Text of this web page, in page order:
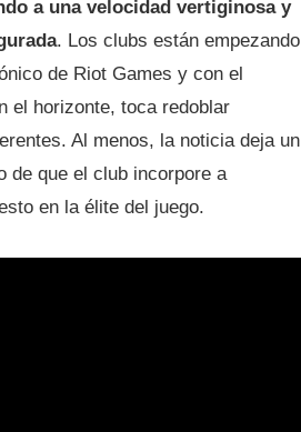
a una velocidad vertiginosa y
. Los clubs están empezando
de Riot Games y con el
el horizonte, toca redoblar
Al menos, la noticia deja un
de que el club incorpore a
en la élite del juego.